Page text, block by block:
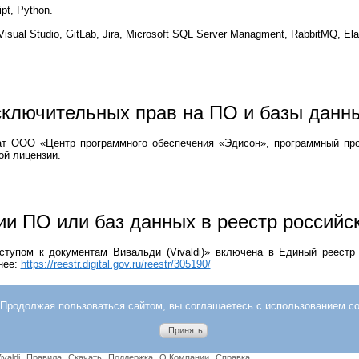
Python.
Studio, GitLab, Jira, Microsoft SQL Server Managment, RabbitMQ,
прав на ПО и базы
ООО «Центр программного обеспечения «Эдисон», программный
лицензии.
ПО или баз данных в реестр
к документам Вивальди (Vivaldi)» включена в Единый реестр
https://reestr.digital.gov.ru/reestr/305190/
пользоваться сайтом, вы соглашаетесь с использованием
Принять